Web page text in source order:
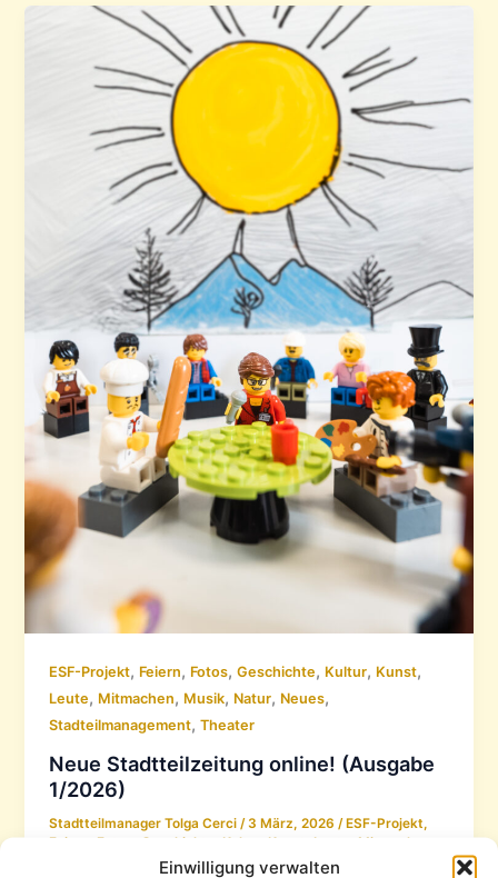
Einwilligung verwalten
ESF-Projekt, Feiern, Fotos,Geschichte, Kultur, Kunst,
Leute, Mitmachen, Musik, Natur, Neues,
Stadteilmanagement,Theater
Neue Stadtteilzeitung online! (Ausgabe
1/2026)
Stadtteilmanager Tolga Cerci /3 März, 2026 /ESF-Projekt,
Feiern
Fotos Geschichte Kultur Kunst Leute Mitmachen
Neues , Stadteilmanagement , Theater